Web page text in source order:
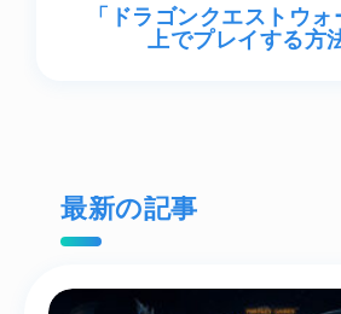
「ドラゴンクエストウ
上でプレイする方
最新の記事